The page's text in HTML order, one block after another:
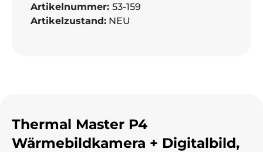
Artikelnummer: 53-159
Artikelzustand: NEU
Thermal Master P4
Wärmebildkamera + Digitalbild,